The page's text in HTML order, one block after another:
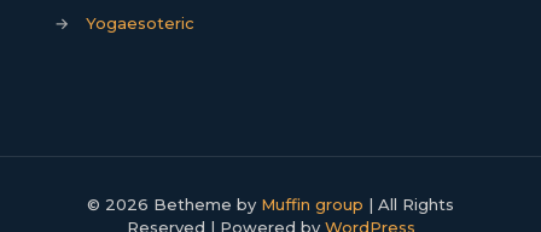
→
Yogaesoteric
© 2026 Betheme by Muffin group | All Rights
Reserved | Powered by WordPress